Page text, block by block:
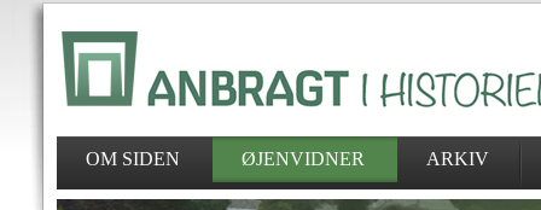
OM SIDEN ØJENVIDNER ARKIV